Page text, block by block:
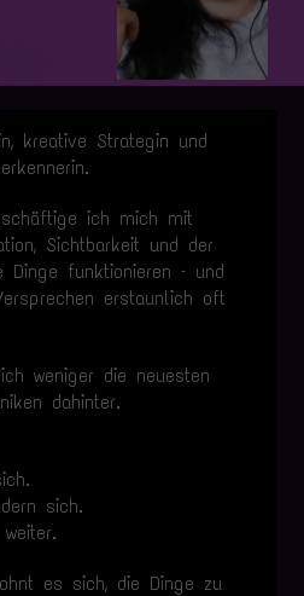
kreative Strategin und
ich mich mit
Sichtbarkeit und der
Dinge funktionieren – und
erstaunlich oft
weniger die neuesten
dahinter.
sich.
es sich, die Dinge zu